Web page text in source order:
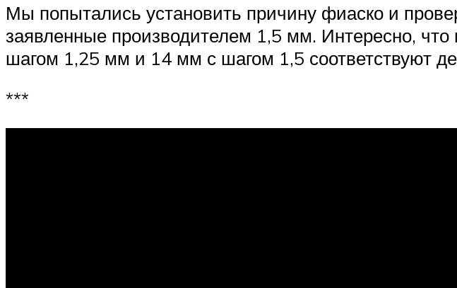
Мы попытались установить причину фиаско и
заявленные производителем 1,5 мм. Интересно,
шагом 1,25 мм и 14 мм с шагом 1,5 соответствуют
***